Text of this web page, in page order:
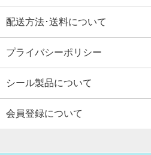
配送方法･送料について
プライバシーポリシー
シール製品について
会員登録について